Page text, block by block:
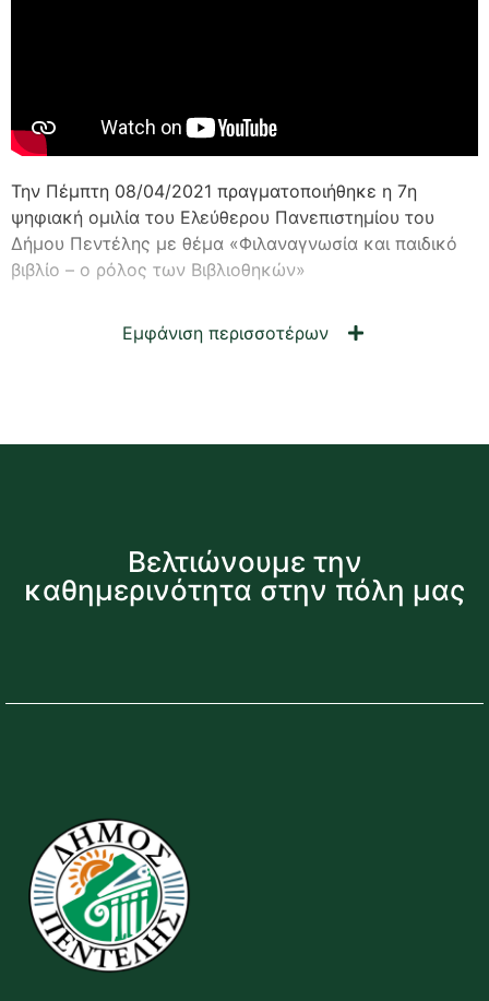
Την Πέμπτη 08/04/2021 πραγματοποιήθηκε η 7η
ψηφιακή ομιλία του Ελεύθερου Πανεπιστημίου του
Δήμου Πεντέλης με θέμα «Φιλαναγνωσία και παιδικό
βιβλίο – ο ρόλος των Βιβλιοθηκών»
Εμφάνιση περισσοτέρων
Βελτιώνουμε την
καθημερινότητα στην πόλη μας